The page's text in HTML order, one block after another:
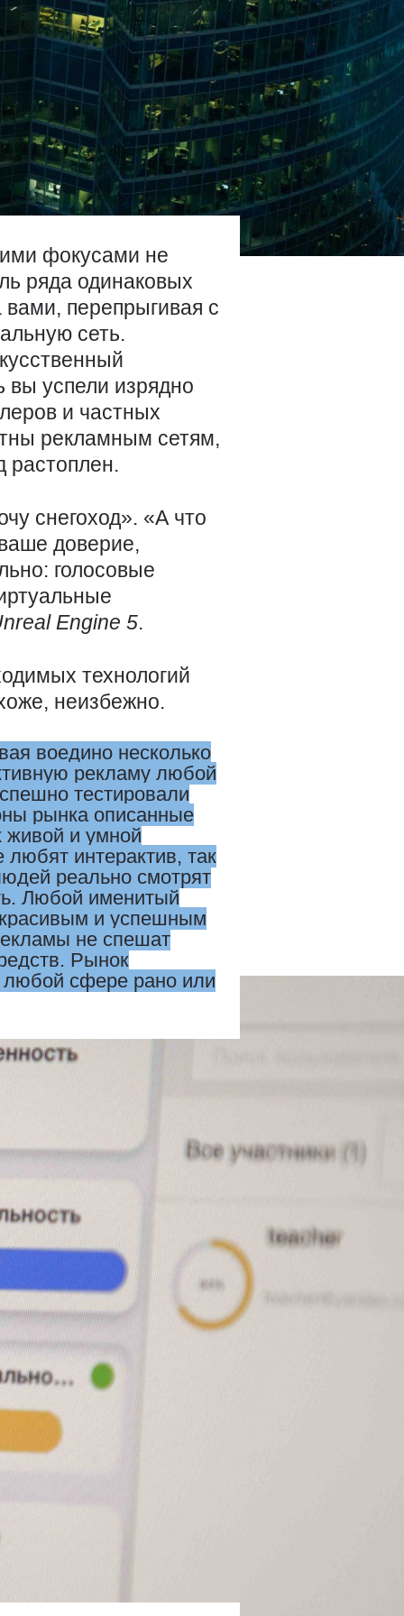
фокусами не
ряда одинаковых
перепрыгивая с
сеть.
вы успели изрядно
и частных
рекламным сетям,
растоплен.
снегоход». «А что
доверие,
голосовые
Engine 5.
технологий
неизбежно.
воедино несколько
рекламу любой
тестировали
рынка описанные
живой и умной
интерактив, так
реально смотрят
Любой именитый
и успешным
не спешат
Рынок
любой сфере рано или